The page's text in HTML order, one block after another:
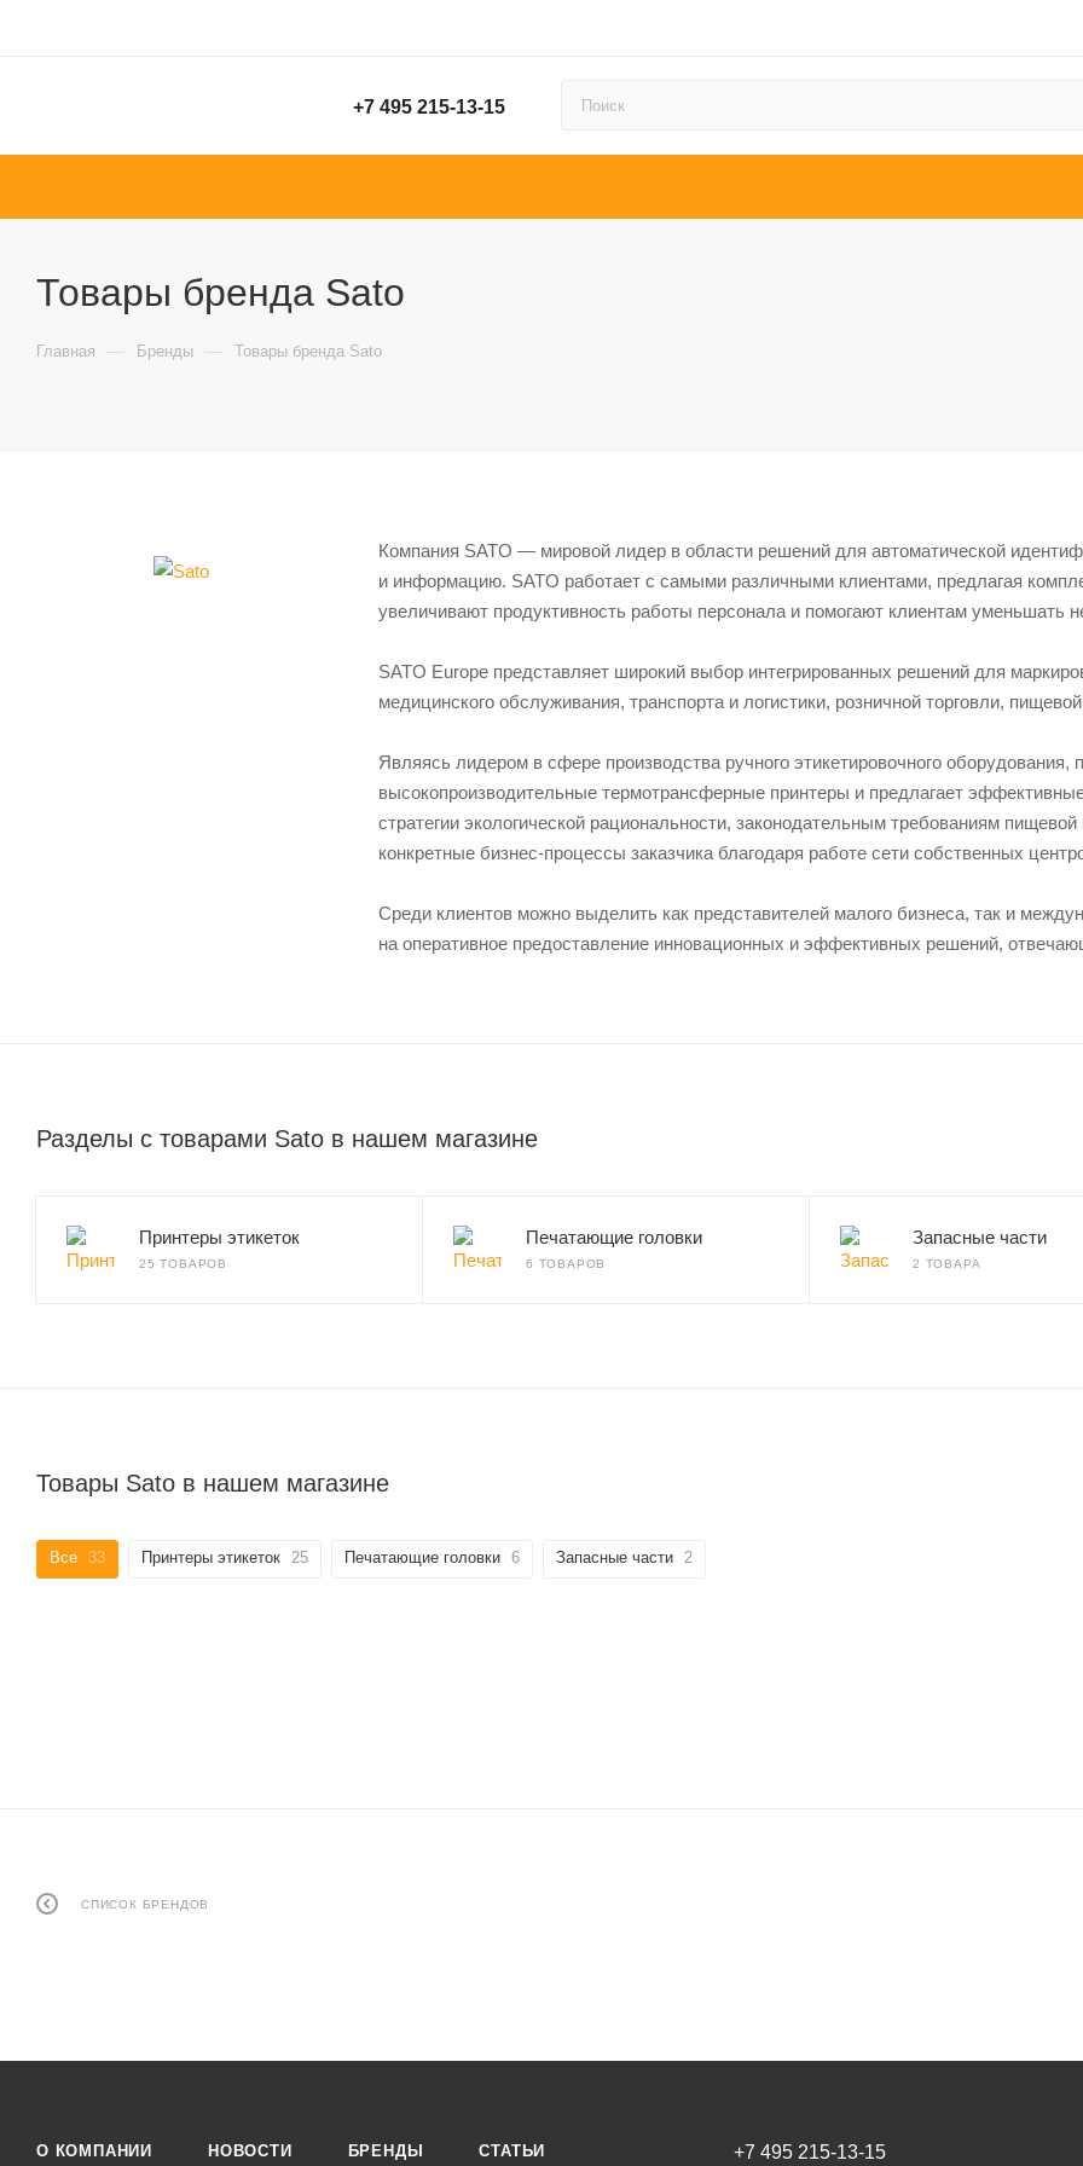
+7 495 215-13-15
Товары бренда Sato
Главная — Бренды — Товары бренда Sato
Компания SATO — мировой лидер в области решений для автоматической
и информацию. SATO работает с самыми различными клиентами, предлагая
увеличивают продуктивность работы персонала и помогают клиентам уменьшать
SATO Europe представляет широкий выбор интегрированных решений для
медицинского обслуживания, транспорта и логистики, розничной торговли,
Являясь лидером в сфере производства ручного этикетировочного оборудования,
высокопроизводительные термотрансферные принтеры и предлагает
стратегии экологической рациональности, законодательным требованиям
конкретные бизнес-процессы заказчика благодаря работе сети собственных
Среди клиентов можно выделить как представителей малого бизнеса, так и
на оперативное предоставление инновационных и эффективных решений,
Разделы с товарами Sato в нашем магазине
Принтеры этикеток
25 ТОВАРОВ
Печатающие головки
6 ТОВАРОВ
Запасные части
2 ТОВАРА
Товары Sato в нашем магазине
Все 33 Принтеры этикеток 25 Печатающие головки 6 Запасные части 2
СПИСОК БРЕНДОВ
О КОМПАНИИ НОВОСТИ БРЕНДЫ СТАТЬИ +7 495 215-13-15